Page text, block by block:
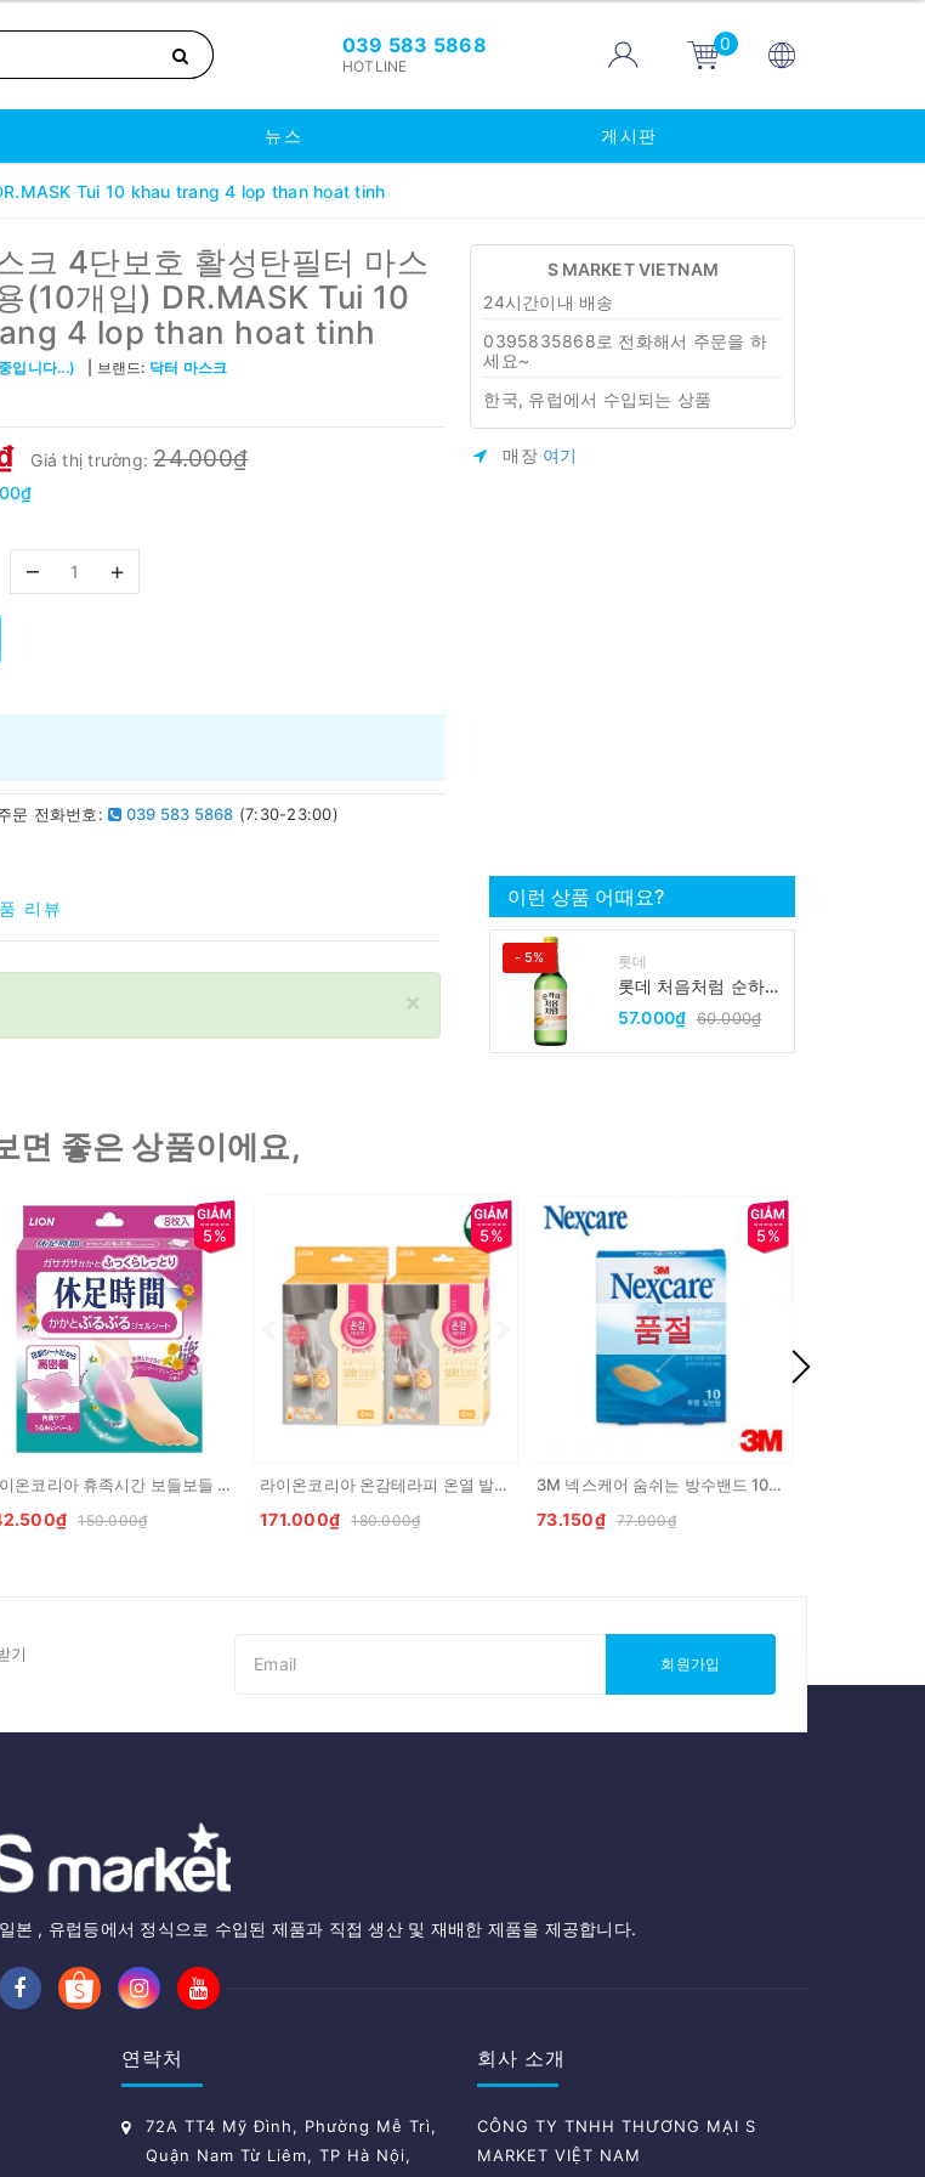
039 583 5868
HOTLINE
0
뉴스 게시판
Tui 10 khau trang 4 lop than hoat tinh
크 4단보호 활성탄필터 마스
(10개입) DR.MASK Tui 10
4 lop than hoat tinh
입니다...) 브랜드: 닥터 마스크
Giá thị trường:24.000₫
– +
문 전화번호: 039 583 5868 (7:30-23:00)
S MARKET VIETNAM
24시간이내 배송
0395835868로 전화해서 주문을 하
세요~
한국, 유럽에서 수입되는 상품
매장 여기
리뷰
×
이런 상품 어때요?
- 5% 롯데
롯데 처음처럼 순하리
유자 소주 12% 360ml
LOTTE Chumchurum
vi thanh yen/cam
57.000₫ 60.000₫
면 좋은 상품이에요,
5%
라이온코리아 휴족시간 보들보들 발뒤꿈치 젤시트 4매입
150.000₫
5%
라이온코리아 온감테라피 온열 발바닥 밴드 4 매입
171.000₫ 180.000₫
5%
품절
3M 넥스케어 숨쉬는 방수밴드 10매입 (중) 3M Bang ca nhan trong suot chong nuoc (co M)
73.150₫ 77.000₫
기
회원가입
본 , 유럽등에서 정식으로 수입된 제품과 직접 생산 및 재배한 제품을 제공합니다.
연락처
72A TT4 Mỹ Đình, Phường Mễ Trì,
Quận Nam Từ Liêm, TP Hà Nội,
회사 소개
CÔNG TY TNHH THƯƠNG MẠI S
MARKET VIỆT NAM